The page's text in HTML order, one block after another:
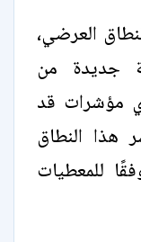
العرضي،
جديدة من
مؤشرات قد
هذا النطاق
للمعطيات